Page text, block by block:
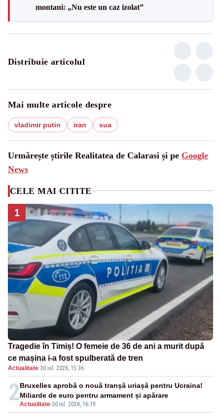
montani: „Nu este un caz izolat”
Distribuie articolul
Mai multe articole despre
vladimir putin iran sua
Urmărește știrile Realitatea de Calarasi și pe Google
News
CELE MAI CITITE
1
Tragedie în Timiș! O femeie de 36 de ani a murit după
ce mașina i-a fost spulberată de tren
Actualitate·30 iul. 2026, 15:36
2Actualitate-30 iul. 2026, 16:19
Bruxelles aprobă o nouă tranșă uriașă pentru Ucraina!
Miliarde de euro pentru armament și apărare